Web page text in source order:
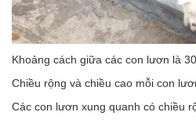
Khoảng cách giữa các con lươn là
Chiều rộng và chiều cao mỗi con
Các con lươn xung quanh có chiều